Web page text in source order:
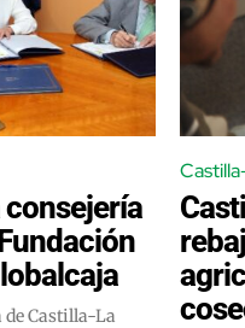
Castilla-La